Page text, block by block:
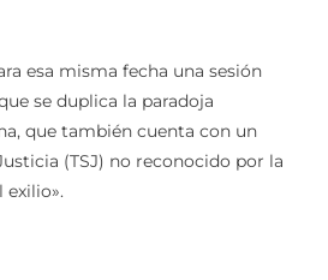
se duplica la paradoja
que también cuenta con un
(TSJ) no reconocido por la